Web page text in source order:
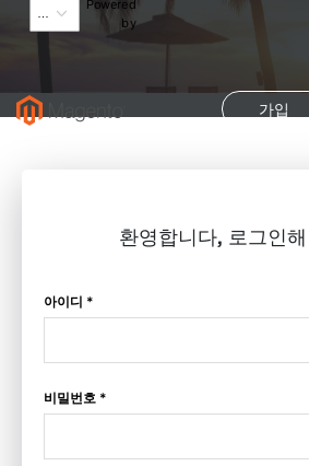
Powered
by
가입
환영합니다, 로그인
아이디 *
비밀번호 *